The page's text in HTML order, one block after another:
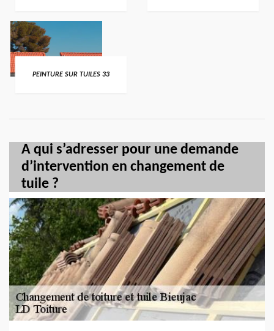
PEINTURE SUR TUILES 33
A qui s’adresser pour une demande
d’intervention en changement de
tuile ?